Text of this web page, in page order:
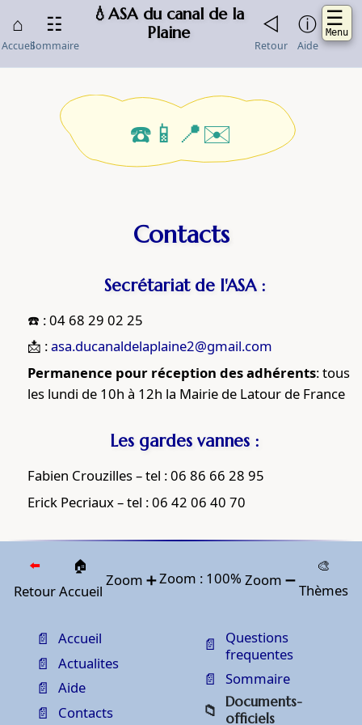
⌂
Accueil
☷
Sommaire
💧ASA du canal de la
Plaine
◁
Retour
ⓘ
Aide
☰
Menu
Actualites
Documents-
officiels
Fonctionnement
☎️ 📱 📍✉️
Contacts
Secrétariat de l'ASA :
☎️ : 04 68 29 02 25
📩 :asa.ducanaldelaplaine2@gmail.com
Permanence pour réception des adhérents: tous
les lundi de 10h à 12h la Mairie de Latour de France
Les gardes vannes :
Fabien Crouzilles – tel : 06 86 66 28 95
Erick Pecriaux – tel : 06 42 06 40 70
⬅️
Retour
🏠
Accueil
Zoom ➕Zoom : 100% Zoom ➖
🎨
Thèmes
Accueil
Actualites
Aide
Contacts
Questions
frequentes
Sommaire
Documents-
officiels